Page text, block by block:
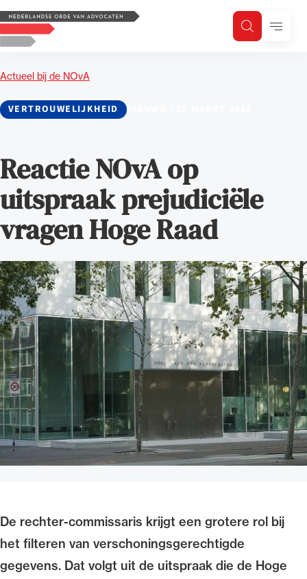
Logo, to the homepage
ZoekenMenu
Actueel bij de NOvA
Reactie NOvA op
uitspraak prejudiciële
vragen Hoge Raad
VERTROUWELIJKHEID NIEUWS
De rechter-commissaris krijgt een grotere rol bij
het filteren van verschoningsgerechtigde
gegevens. Dat volgt uit de uitspraak die de Hoge
Zoeken
Zoek op trefwoord
Uitgelicht
de advocatuur (Voda) en de Regeling op de
advocatuur (Roda).